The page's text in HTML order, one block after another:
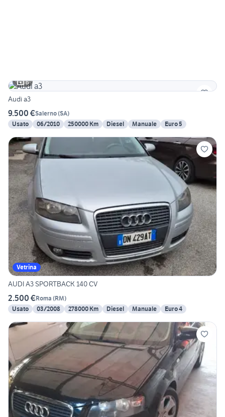
6
Audi a3
9.500 €Salerno(SA)
Usato
06/2010 250000 Km Diesel Manuale Euro 5
Vetrina
AUDI A3 SPORTBACK 140 CV
2.500 €Roma (RM)
Usato
03/2008 278000 Km Diesel Manuale Euro 4